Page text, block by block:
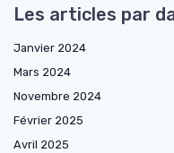
Les articles par
Janvier 2024
Mars 2024
Novembre 2024
Février 2025
Avril 2025